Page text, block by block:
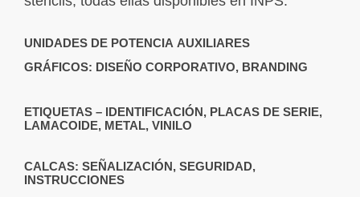
UNIDADES DE POTENCIA AUXILIARES
GRÁFICOS: DISEÑO CORPORATIVO, BRANDING
ETIQUETAS – IDENTIFICACIÓN, PLACAS DE SERIE,
LAMACOIDE, METAL, VINILO
CALCAS: SEÑALIZACIÓN, SEGURIDAD,
INSTRUCCIONES